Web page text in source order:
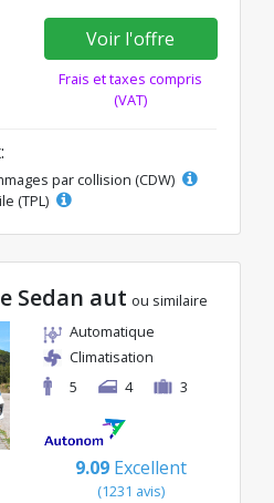
Voir l'offre
Frais et taxes compris
(VAT)
par collision (CDW)
(TPL)
Sedan aut ou similaire
Automatique
Climatisation
5
4 3
9.09 Excellent
(1231 avis)